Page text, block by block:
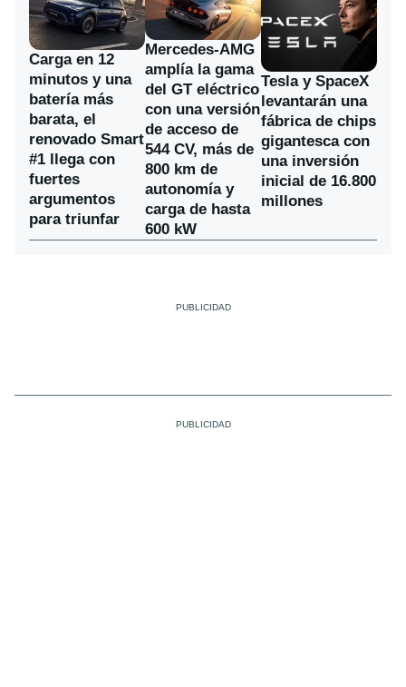
Carga en 12
minutos y una
batería más
barata, el
renovado Smart
#1 llega con
fuertes
argumentos
para triunfar
Mercedes-AMG
amplía la gama
del GT eléctrico
con una versión
de acceso de
544 CV, más de
800 km de
autonomía y
carga de hasta
600 kW
Tesla y SpaceX
levantarán una
fábrica de chips
gigantesca con
una inversión
inicial de 16.800
millones